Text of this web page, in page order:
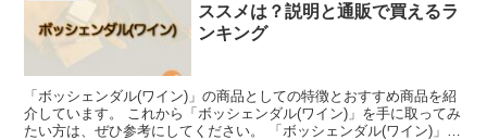
ススメは？説明と通販で買えるラ
ンキング
「ボッシェンダル(ワイン)」の商品としての特徴とおすすめ商品を紹
介しています。 これから「ボッシェンダル(ワイン)」を手に取ってみ
たい方は、ぜひ参考にしてください。 「ボッシェンダル(ワイン)」を